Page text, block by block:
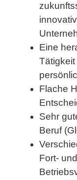
Eine
Flache
Sehr
Beruf
Fort-